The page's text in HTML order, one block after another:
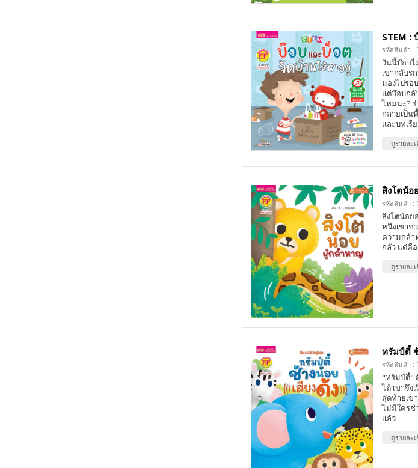
STEM :
รหัสสินค้า :
วันนี้บ๊อบไ
เขากลับร
มองไปรอ
แต่บ๊อบกลั
ไหมนะ?
กลายเป็น
และบทเรี
ดูรายละ
สิงโตน้อ
รหัสสินค้า :
สิงโตน้อย
หนึ่งเขาช่
ความกล้า
กลัว แต่คื
ดูรายละ
ทรัมป์ตี้
รหัสสินค้า :
"ทรัมป์ตี้"
ได้ เขาจึง
สุดท้ายเข
ไม่มีใครช่
แล้ว
ดูรายละ